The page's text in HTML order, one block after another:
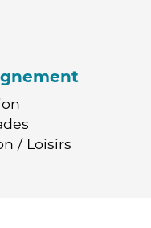
/ Loisirs